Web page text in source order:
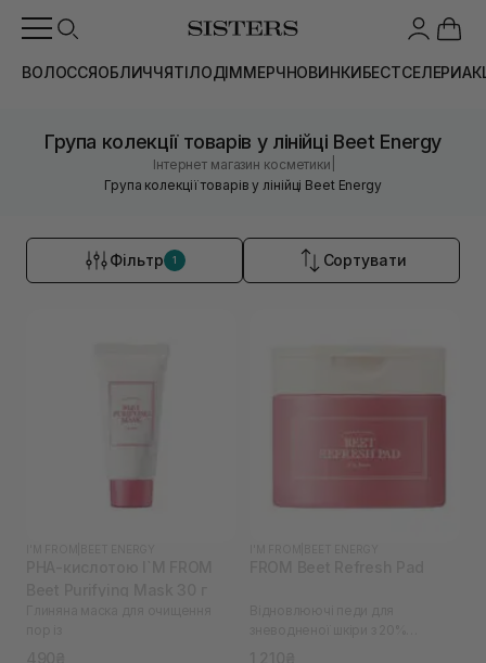
ВОЛОССЯОБЛИЧЧЯТІЛОДІММЕРЧНОВИНКИБЕСТСЕЛЕРИ
Група колекції товарів у лінійці Beet Energy
Інтернет магазин косметики
Група колекції товарів у лінійці Beet Energy
Фільтр 1 Сортувати